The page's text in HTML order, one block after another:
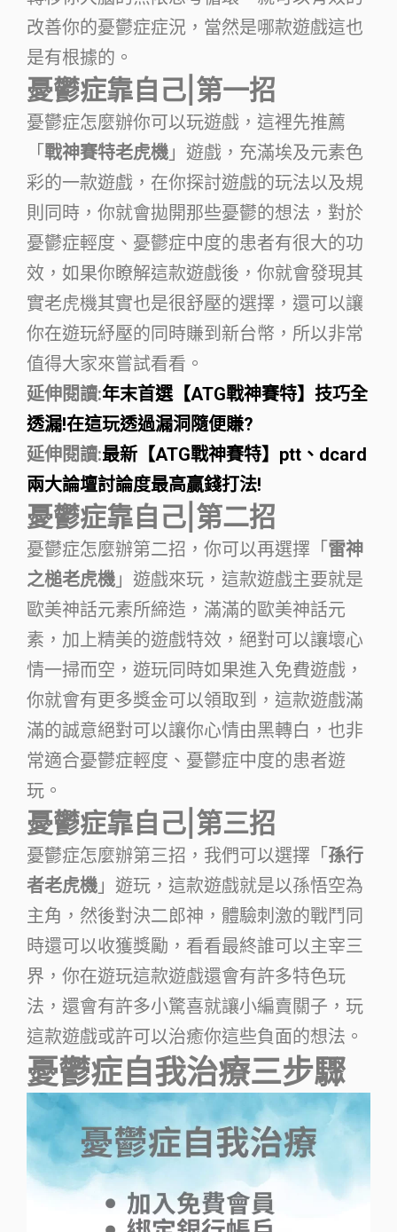
改善你的憂鬱症症況，當然是哪款遊戲這也
是有根據的。
憂鬱症靠自己|第一招
憂鬱症怎麼辦你可以玩遊戲，這裡先推薦
「 戰神賽特老虎機 」遊戲，充滿埃及元素色
彩的一款遊戲，在你探討遊戲的玩法以及規
則同時，你就會拋開那些憂鬱的想法，對於
憂鬱症輕度、憂鬱症中度的患者有很大的功
效，如果你瞭解這款遊戲後，你就會發現其
實老虎機其實也是很舒壓的選擇，還可以讓
你在遊玩紓壓的同時賺到新台幣，所以非常
值得大家來嘗試看看。
延伸閱讀:年末首選【ATG戰神賽特】技巧全
透漏!在這玩透過漏洞隨便賺?
延伸閱讀:最新【ATG戰神賽特】ptt、dcard
兩大論壇討論度最高贏錢打法!
憂鬱症靠自己|第二招
憂鬱症怎麼辦第二招，你可以再選擇「 雷神
之槌老虎機 」遊戲來玩，這款遊戲主要就是
歐美神話元素所締造，滿滿的歐美神話元
素，加上精美的遊戲特效，絕對可以讓壞心
情一掃而空，遊玩同時如果進入免費遊戲，
你就會有更多獎金可以領取到，這款遊戲滿
滿的誠意絕對可以讓你心情由黑轉白，也非
常適合憂鬱症輕度、憂鬱症中度的患者遊
玩。
憂鬱症靠自己|第三招
憂鬱症怎麼辦第三招，我們可以選擇「 孫行
者老虎機 」遊玩，這款遊戲就是以孫悟空為
主角，然後對決二郎神，體驗刺激的戰鬥同
時還可以收獲獎勵，看看最終誰可以主宰三
界，你在遊玩這款遊戲還會有許多特色玩
法，還會有許多小驚喜就讓小編賣關子，玩
這款遊戲或許可以治癒你這些負面的想法。
憂鬱症自我治療三步驟